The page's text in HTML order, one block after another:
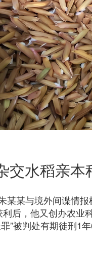
交水稻亲本
某某与境外间谍情
后，他又创办农
”被判处有期徒刑1